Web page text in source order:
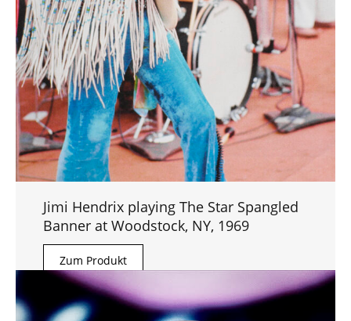
Jimi Hendrix playing The Star Spangled
Banner at Woodstock, NY, 1969
Zum Produkt